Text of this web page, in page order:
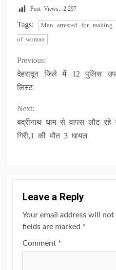
Post Views: 2,297
Tags:
Man arrested for
of woman
Continue
Reading
Previous:
देहरादून जिले में 12 पुलिस
लिस्ट
Next:
बद्रीनाथ धाम से वापस लौट रहे
गिरी,1 की मौत 3 घायल
Leave a Reply
Your email address will not
fields are marked *
Comment *